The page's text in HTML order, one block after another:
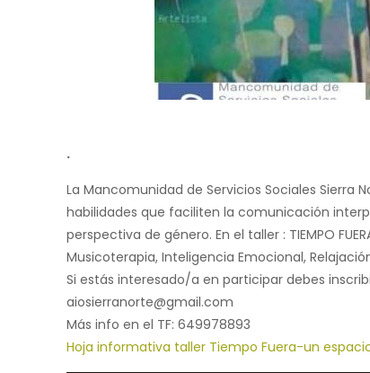
.
La Mancomunidad de Servicios Sociales
habilidades que faciliten la comunicación
perspectiva de género. En el taller : TIEMPO
Musicoterapia, Inteligencia Emocional,
Si estás interesado/a en participar debes
aiosierranorte@gmail.com
Más info en el TF: 649978893
Hoja informativa taller Tiempo Fuera-un